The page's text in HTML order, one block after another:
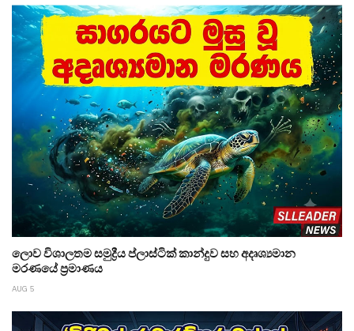
ලොව විශාලතම සමුද්‍රීය ප්ලාස්ටික් කාන්දුව සහ අදෘශ්‍යමාන
මරණයේ ප්‍රමාණය
AUG 5